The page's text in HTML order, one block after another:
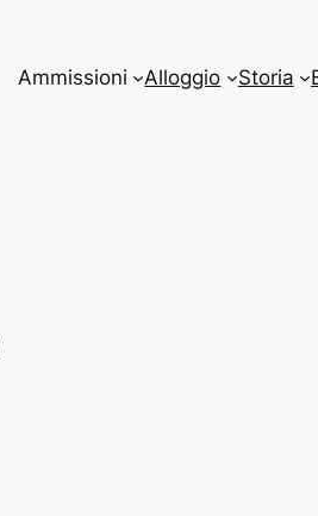
Ammissioni Alloggio Storia